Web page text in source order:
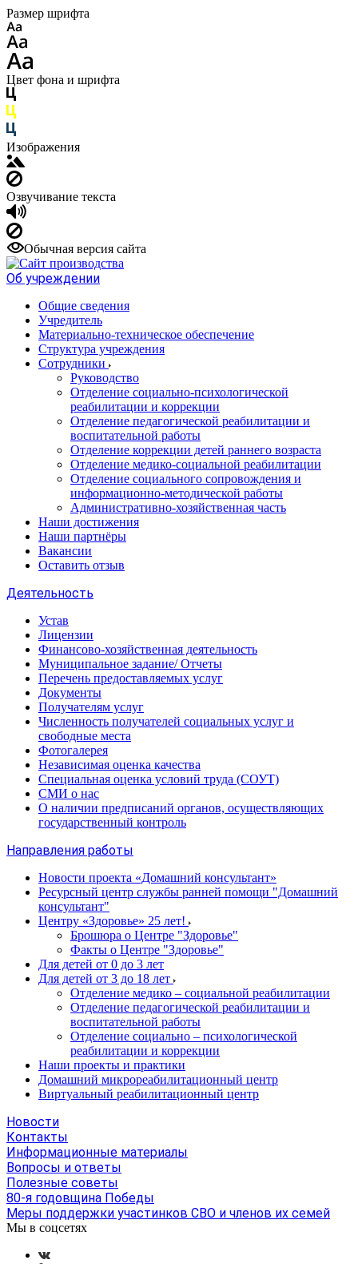
Размер шрифта
Цвет фона и шрифта
Изображения
Озвучивание текста
Обычная версия сайта
Об учреждении
Общие сведения
Учредитель
Материально-техническое обеспечение
Структура учреждения
Сотрудники
Руководство
Отделение социально-психологической
реабилитации и коррекции
Отделение педагогической реабилитации и
воспитательной работы
Отделение коррекции детей раннего возраста
Отделение медико-социальной реабилитации
Отделение социального сопровождения и
информационно-методической работы
Административно-хозяйственная часть
Наши достижения
Наши партнёры
Вакансии
Оставить отзыв
Деятельность
Устав
Лицензии
Финансово-хозяйственная деятельность
Муниципальное задание/ Отчеты
Перечень предоставляемых услуг
Документы
Получателям услуг
Численность получателей социальных услуг и
свободные места
Фотогалерея
Независимая оценка качества
Специальная оценка условий труда (СОУТ)
СМИ о нас
О наличии предписаний органов, осуществляющих
государственный контроль
Направления работы
Новости проекта «Домашний консультант»
Ресурсный центр службы ранней помощи "Домашний
консультант"
Центру «Здоровье» 25 лет!
Брошюра о Центре "Здоровье"
Факты о Центре "Здоровье"
Для детей от 0 до 3 лет
Для детей от 3 до 18 лет
Отделение медико – социальной реабилитации
Отделение педагогической реабилитации и
воспитательной работы
Отделение социально – психологической
реабилитации и коррекции
Наши проекты и практики
Домашний микрореабилитационный центр
Виртуальный реабилитационный центр
Новости
Контакты
Информационные материалы
Вопросы и ответы
Полезные советы
80-я годовщина Победы
Меры поддержки участинков СВО и членов их семей
Мы в соцсетях